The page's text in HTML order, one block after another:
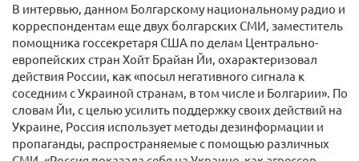
В интервью, данном Болгарскому национальному радио и
корреспондентам еще двух болгарских СМИ, заместитель
помощника госсекретаря США по делам Центрально-
европейских стран Хойт Брайан Йи, охарактеризовал
действия России, как «посыл негативного сигнала к
соседним с Украиной странам, в том числе и Болгарии». По
словам Йи, с целью усилить поддержку своих действий на
Украине, Россия использует методы дезинформации и
пропаганды, распространяемые с помощью различных